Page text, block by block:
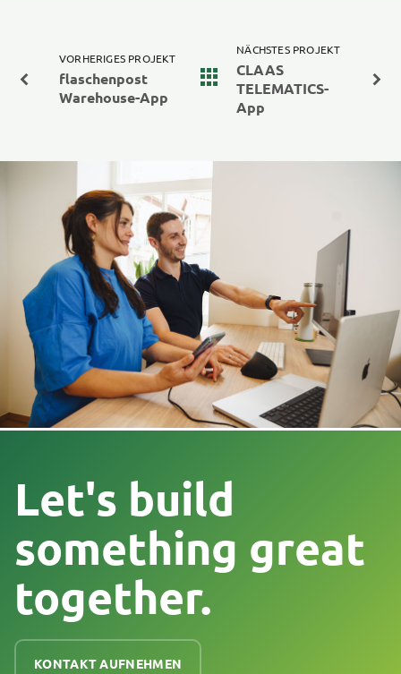
VORHERIGES PROJEKT
flaschenpost
Warehouse-App
NÄCHSTES PROJEKT
CLAAS
TELEMATICS-
App
Let's build
something great
together.
KONTAKT AUFNEHMEN